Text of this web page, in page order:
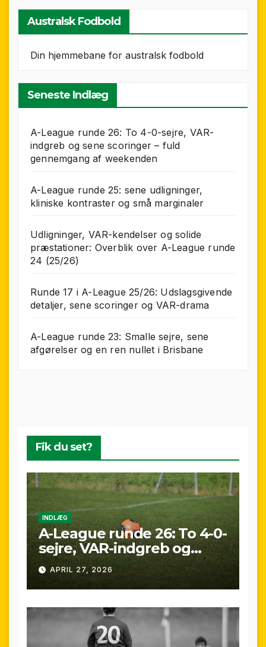
Australsk Fodbold
Din hjemmebane for australsk fodbold
Seneste Indlæg
A-League runde 26: To 4-0-sejre, VAR-
indgreb og sene scoringer – fuld
gennemgang af weekenden
A-League runde 25: sene udligninger,
kliniske kontraster og små marginaler
Udligninger, VAR-kendelser og solide
præstationer: Overblik over A-League runde
24 (25/26)
Runde 17 i A-League 25/26: Udslagsgivende
detaljer, sene scoringer og VAR-drama
A-League runde 23: Smalle sejre, sene
afgørelser og en ren nullet i Brisbane
Fik du set?
INDLÆG
A-League runde 26: To 4-0-
sejre, VAR-indgreb og
sene scoringer – fuld
gennemgang af
weekenden
APRIL 27, 2026